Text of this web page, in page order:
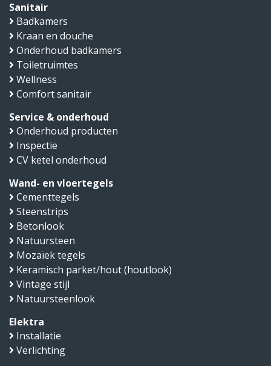
Sanitair
Badkamers
Kraan en douche
Onderhoud badkamers
Toiletruimtes
Wellness
Comfort sanitair
Service & onderhoud
Onderhoud producten
Inspectie
CV ketel onderhoud
Wand- en vloertegels
Cementtegels
Steenstrips
Betonlook
Natuursteen
Mozaïek tegels
Keramisch parket/hout (houtlook)
Vintage stijl
Natuursteenlook
Elektra
Installatie
Verlichting